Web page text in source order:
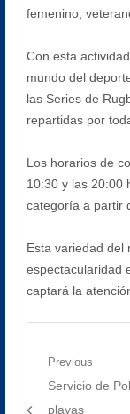
femenino,
Con esta
mundo del
las Series de
repartidas por
Los horarios de
10:30 y las 20:00
categoría a partir
Esta variedad del
espectacularidad
captará la
Navegación
Previous
Previous
post:
Servicio de
playas